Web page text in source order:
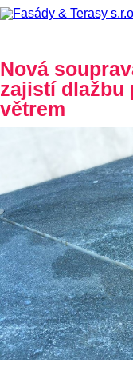
Nová
zajistí dlažbu
větrem